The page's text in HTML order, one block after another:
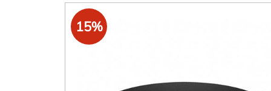
Hoppa
till
slutet15%